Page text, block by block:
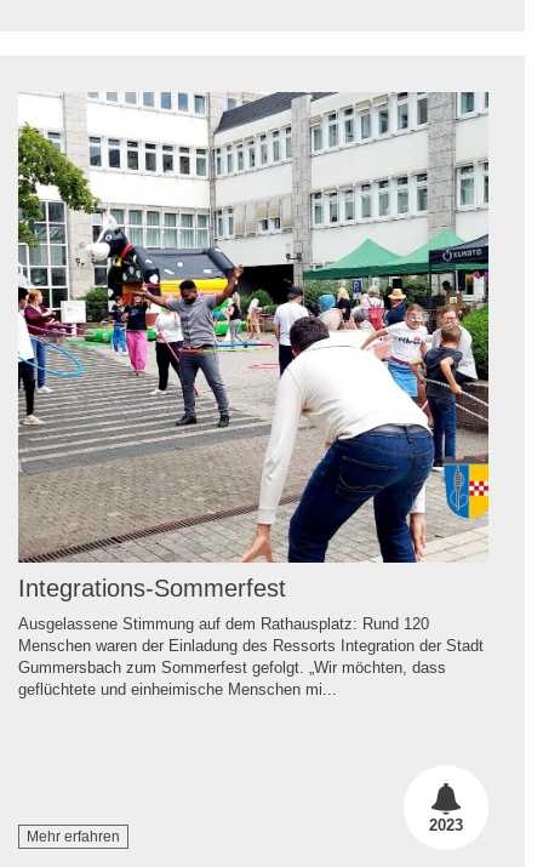
Integrations-Sommerfest
Ausgelassene Stimmung auf dem Rathausplatz: Rund 120
Menschen waren der Einladung des Ressorts Integration der Stadt
Gummersbach zum Sommerfest gefolgt. „Wir möchten, dass
geflüchtete und einheimische Menschen mi...
Mehr erfahren
2023